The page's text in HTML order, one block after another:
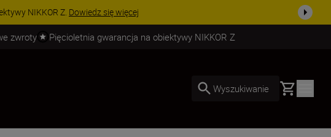
swój zestaw już dzisiaj!KUP TERAZ
zwroty Pięcioletnia gwarancja na obiektywy NIKKOR Z
Wyszukiwanie Basket